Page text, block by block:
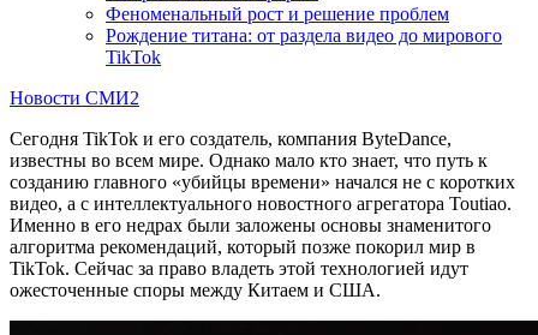
Феноменальный рост и решение проблем
Рождение титана: от раздела видео до мирового
TikTok
Новости СМИ2
Сегодня TikTok и его создатель, компания ByteDance,
известны во всем мире. Однако мало кто знает, что путь к
созданию главного «убийцы времени» начался не с коротких
видео, а с интеллектуального новостного агрегатора Toutiao.
Именно в его недрах были заложены основы знаменитого
алгоритма рекомендаций, который позже покорил мир в
TikTok. Сейчас за право владеть этой технологией идут
ожесточенные споры между Китаем и США.